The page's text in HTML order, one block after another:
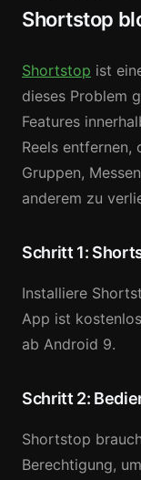
Shortstop
Shortstop ist
dieses Problem
Features
Reels entfernen,
Gruppen,
anderem zu
Schritt 1:
Installiere
App ist
ab Android 9.
Schritt 2:
Shortstop
Berechtigung,